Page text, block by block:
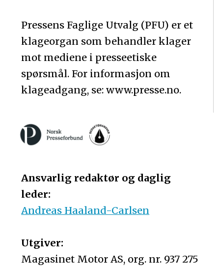
Pressens Faglige Utvalg (PFU) er et
klageorgan som behandler klager
mot mediene i presseetiske
spørsmål. For informasjon om
klageadgang, se: www.presse.no.
Ansvarlig redaktør og daglig
leder:
Andreas Haaland-Carlsen
Utgiver:
Magasinet Motor AS, org. nr. 937 275